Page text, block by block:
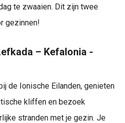
te zwaaien. Dit zijn twee
gezinnen!
– Kefalonia -
de Ionische Eilanden, genieten
kliffen en bezoek
stranden met je gezin. Je